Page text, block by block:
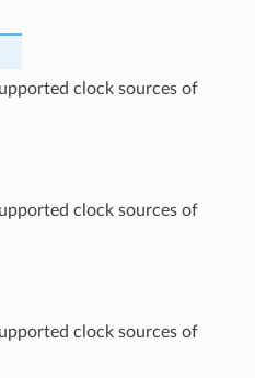
clock sources of
clock sources of
clock sources of